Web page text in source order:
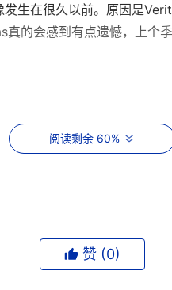
生在很久以前。原因是
的会感到有点遗憾，上个
道交换机厂商Vixel，希望
而今其利润增长很快，并且
及串性能调节的技术，克
中，提供数以千T级的串文件
阅读剩余 60%
赞 (0)